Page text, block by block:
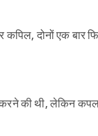
कपिल, दोनों एक
की थी, लेकिन कपल